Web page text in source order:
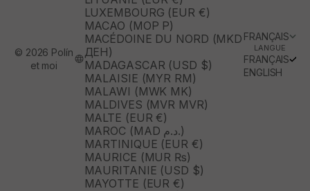
LUXEMBOURG (EUR €)
MACAO (MOP P)
MACÉDOINE DU NORD (MKD
ДЕН)
MADAGASCAR (USD $)
MALAISIE (MYR RM)
MALAWI (MWK MK)
MALDIVES (MVR MVR)
MALTE (EUR €)
MAROC (MAD د.م.)
MARTINIQUE (EUR €)
MAURICE (MUR ₨)
MAURITANIE (USD $)
MAYOTTE (EUR €)
FRANÇAIS
LANGUE
FRANÇAIS
ENGLISH
© 2026 Polín
et moi